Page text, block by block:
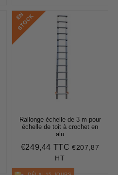
E
N
S
T
O
C
K
Rallonge échelle de 3 m pour
échelle de toit à crochet en
alu
Prix
€249,44 TTC €249,44
€207,87
HT